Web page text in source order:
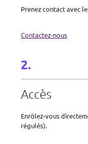
Prenez contact avec
Contactez-nous
Accès
Enrôlez-vous
régulés).